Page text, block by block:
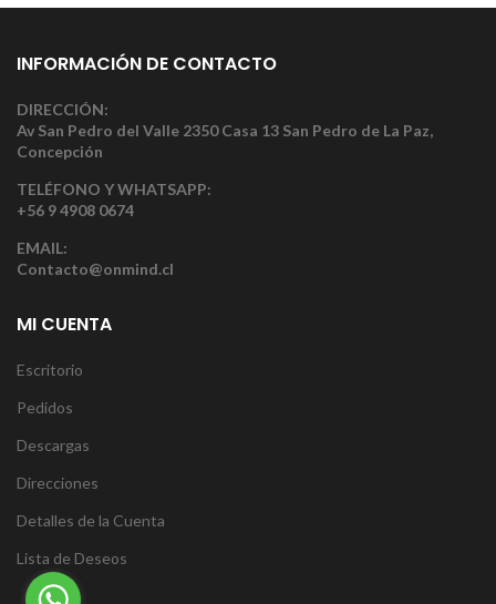
INFORMACIÓN DE CONTACTO
DIRECCIÓN:
Av San Pedro del Valle 2350 Casa 13 San Pedro de La Paz,
Concepción
TELÉFONO Y WHATSAPP:
+56 9 4908 0674
EMAIL:
Contacto@onmind.cl
MI CUENTA
Escritorio
Pedidos
Descargas
Direcciones
Detalles de la Cuenta
Lista de Deseos